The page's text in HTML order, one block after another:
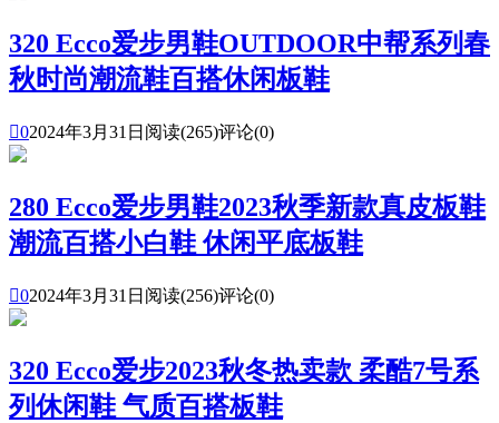
320 Ecco爱步男鞋OUTDOOR中帮系列春
秋时尚潮流鞋百搭休闲板鞋
02024年3月31日 阅读(265)评论(0)
280 Ecco爱步男鞋2023秋季新款真皮板鞋
潮流百搭小白鞋 休闲平底板鞋
02024年3月31日 阅读(256)评论(0)
320 Ecco爱步2023秋冬热卖款 柔酷7号系
列休闲鞋 气质百搭板鞋